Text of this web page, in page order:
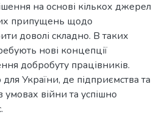
на основі кількох джерел
припущень щодо
доволі складно. В таких
нові концепції
добробуту працівників.
України, де підприємства та
умовах війни та успішно